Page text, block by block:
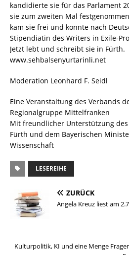
kandidierte sie für das Parlament
sie zum zweiten Mal
kam sie frei und konnte nach
Stipendiatin des Writers in Exile-
Jetzt lebt und schreibt sie in Fürth.
www.sehbalsenyurtarinli.net
Moderation Leonhard F. Seidl
Eine Veranstaltung des Verbands
Regionalgruppe Mittelfranken
Mit freundlicher Unterstützung
Fürth und dem Bayerischen
Wissenschaft
LESEREIHE
ZURÜCK
Angela Kreuz liest am
Kulturpolitik, KI und eine Menge